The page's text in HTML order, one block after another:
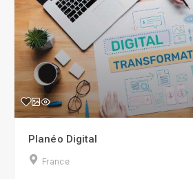
Planéo Digital
France